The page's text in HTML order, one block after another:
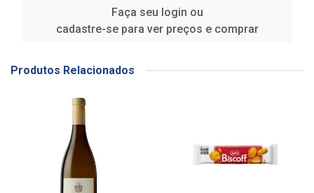
Faça seu login ou
cadastre-se para ver preços e comprar
Produtos Relacionados